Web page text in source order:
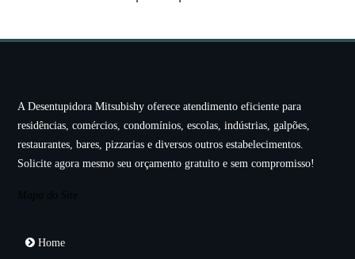
A Desentupidora Mitsubishy oferece atendimento eficiente para
residências, comércios, condomínios, escolas, indústrias, galpões,
restaurantes, bares, pizzarias e diversos outros estabelecimentos.
Solicite agora mesmo seu orçamento gratuito e sem compromisso!
Mapa do Site
Home